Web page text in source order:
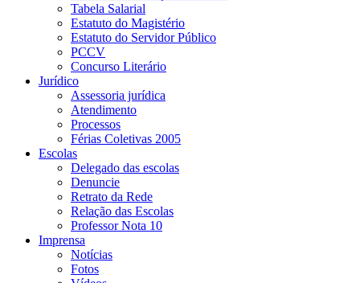
Tabela Salarial
Estatuto do Magistério
Estatuto do Servidor Público
PCCV
Concurso Literário
Jurídico
Assessoria jurídica
Atendimento
Processos
Férias Coletivas 2005
Escolas
Delegado das escolas
Denuncie
Retrato da Rede
Relação das Escolas
Professor Nota 10
Imprensa
Notícias
Fotos